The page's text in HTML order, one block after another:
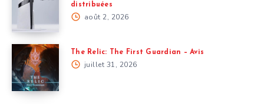
distribuées
août 2, 2026
The Relic: The First Guardian – Avis
juillet 31, 2026